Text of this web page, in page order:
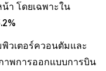
า โดยเฉพาะใน
วเตอร์ควอนตัมและ
าพการออกแบบการบิน